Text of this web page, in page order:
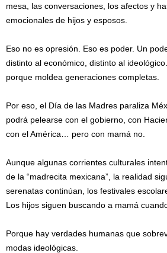
mesa, las conversaciones, los afectos y
emocionales de hijos y esposos.
Eso no es opresión. Eso es poder. Un
distinto al económico, distinto al
porque moldea generaciones completas.
Por eso, el Día de las Madres paraliza
podrá pelearse con el gobierno, con
con el América… pero con mamá no.
Aunque algunas corrientes culturales
de la “madrecita mexicana”, la realidad
serenatas continúan, los festivales
Los hijos siguen buscando a mamá
Porque hay verdades humanas que
modas ideológicas.